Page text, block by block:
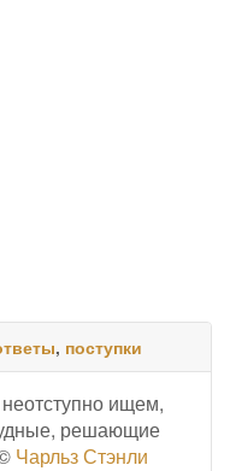
, поступки
ищем,
решающие
Чарльз Стэнли